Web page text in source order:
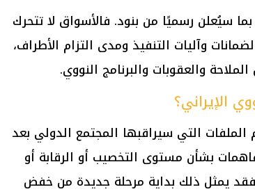
سيُعلن رسميًا من بنود. فالأسواق لا تتحرك
وآليات التنفيذ ومدى التزام الأطراف،
والعقوبات والبرنامج النووي.
الإيراني؟
التي سيراقبها المجتمع الدولي بعد
بشأن مستوى التخصيب أو الرقابة أو
يمثل ذلك بداية مرحلة جديدة من خفض